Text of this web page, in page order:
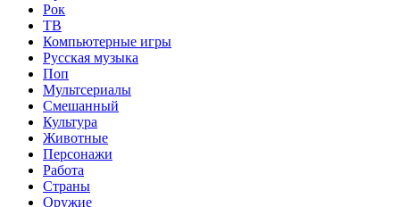
Рок
ТВ
Компьютерные игры
Русская музыка
Поп
Мультсериалы
Смешанный
Культура
Животные
Персонажи
Работа
Страны
Оружие